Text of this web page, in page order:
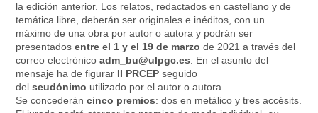
la edición anterior. Los relatos, redactados en castellano y de
temática libre, deberán ser originales e inéditos, con un
máximo de una obra por autor o autora y podrán ser
presentadosentre el 1 y el 19 de marzo de 2021 a través del
correo electrónicoadm_bu@ulpgc.es. En el asunto del
mensaje ha de figurar II PRCEP seguido
delseudónimo utilizado por el autor o autora.
Se concederáncinco premios: dos en metálico y tres accésits.